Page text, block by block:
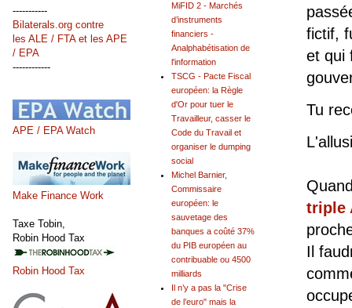
fictif,
et qui
Tu
triple
Il
MiFID 2 - Marchés
d’instruments
financiers -
Analphabétisation de
l'information
TSCG - Pacte Fiscal
européen: la Règle
d'Or pour tuer le
Travailleur, casser le
Code du Travail et
organiser le dumping
social
Michel Barnier,
Commissaire
européen: le
sauvetage des
banques a coûté 37%
du PIB européen au
contribuable ou 4500
milliards
Il n’y a pas la "Crise
de l’euro" mais la
-----------
Bilaterals.org contre
les ALE / FTA et les APE
/ EPA
------------
APE / EPA Watch
Make Finance Work
Taxe Tobin,
Robin Hood Tax
Robin Hood Tax